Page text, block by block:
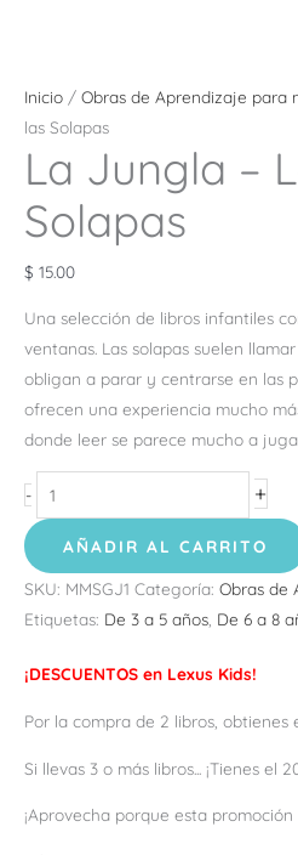
Inicio / Obras de Aprendizaje para
las Solapas
La Jungla –
Solapas
$ 15.00
Una selección de libros infantiles
ventanas. Las solapas suelen
obligan a parar y centrarse en las
ofrecen una experiencia mucho
donde leer se parece mucho a
- +
AÑADIR AL CARRITO
SKU: MMSGJ1 Categoría: Obras de
Etiquetas: De 3 a 5 años, De 6 a 8
¡DESCUENTOS en Lexus Kids!
Por la compra de 2 libros, obtienes
Si llevas 3 o más libros... ¡Tienes el
¡Aprovecha porque esta promoción